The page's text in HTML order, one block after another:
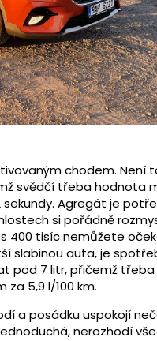
chodem. Není
svědčí třeba hodnota
sekundy. Agregát je
si pořádně
400 tisíc nemůžete
slabinou auta, je
pod 7 litr, přičemž
5,9 l/100 km.
a posádku uspokojí
nerozhodí